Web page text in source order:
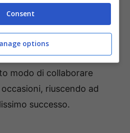
Costanzo
di “pepe” alla
infatti, che nel
carriera la coppia di
modo di collaborare
riuscendo ad
successo.
Consent
options